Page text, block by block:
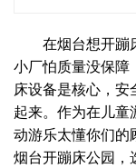
在烟台想开蹦
小厂怕质量没保障
床设备是核心，
起来。作为在儿
动游乐太懂你们
烟台开蹦床公园，